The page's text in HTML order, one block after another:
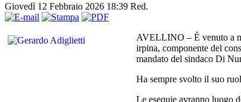
Giovedì 12 Febbraio 2026 18:39 Red.
AVELLINO – È venuto a
irpina, componente del
mandato del sindaco Di
Ha sempre svolto il suo
Le esequie avranno luogo